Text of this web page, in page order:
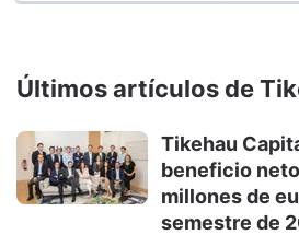
Últimos artículos de
Tikehau
beneficio
millones de
semestre de